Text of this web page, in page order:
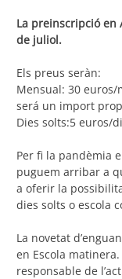
La preinscripció en
de juliol.
Els preus seràn:
Mensual: 30 euros/
será un import
Dies solts:5 euros/
Per fi la pandèmia
puguem arribar a
a oferir la
dies solts o escola
La novetat
en Escola
responsable de